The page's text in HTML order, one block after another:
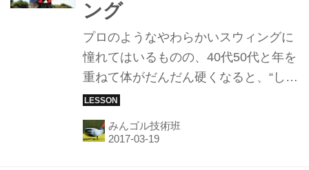
ング
プロのようなやわらかいスウィングに
憧れてはいるものの、40代50代と年を
重ねて体がだんだん硬くなると、“しな
やかなスウィング”が難しくなる。若い
ころのように振りたい、飛距離を取り
戻したい。そう考えるアマチュアゴル
みんゴル技術班